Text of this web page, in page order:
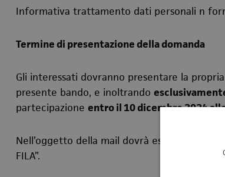
Informativa trattamento dati personali n
Termine di presentazione della domanda
Gli interessati dovranno presentare la
presente bando, e inoltrando
partecipazione entro il 10 dicembre 2024
Nell’oggetto della mail dovrà essere indicato
FILA”.